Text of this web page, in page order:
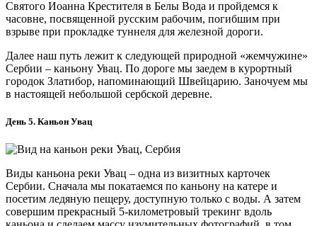
Святого Иоанна Крестителя в Белы Вода и пройдемся к
часовне, посвященной русским рабочим, погибшим при
взрыве при прокладке туннеля для железной дороги.
Далее наш путь лежит к следующей природной «жемчужине»
Сербии – каньону Увац. По дороге мы заедем в курортный
городок Златибор, напоминающий Швейцарию. Заночуем мы
в настоящей небольшой сербской деревне.
День 5. Каньон Увац
Виды каньона реки Увац – одна из визитных карточек
Сербии. Сначала мы покатаемся по каньону на катере и
посетим ледяную пещеру, доступную только с воды. А затем
совершим прекрасный 5-километровый трекинг вдоль